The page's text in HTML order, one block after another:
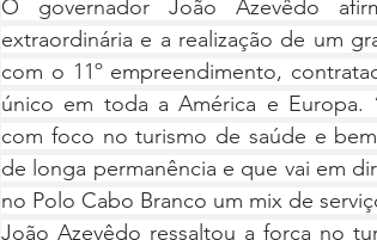
O governador João Azevêdo
extraordinária e a realização de um
com o 11º empreendimento,
único em toda a América e Europa.
com foco no turismo de saúde e
de longa permanência e que vai em
no Polo Cabo Branco um mix de
João Azevêdo ressaltou a força no